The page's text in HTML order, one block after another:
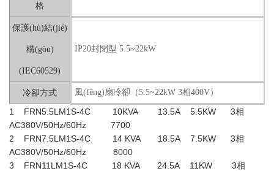
格
保護(hù)結(jié)
構(gòu)
(IEC60529)
IP20封閉型 5.5~22kW
冷卻方式 風(fēng)扇冷卻（5.5~22kW 3相400V）
1 FRN5.5LM1S-4C 10KVA 13.5A 5.5KW 3相
AC380V/50Hz/60Hz 7700
2 FRN7.5LM1S-4C 14 KVA 18.5A 7.5KW 3相
AC380V/50Hz/60Hz 8000
3 FRN11LM1S-4C 18 KVA 24.5A 11KW 3相